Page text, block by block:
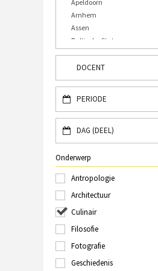
Apeldoorn
Arnhem
Assen
Baltische Staten
Bergen op Zoom
Bourtange
Bulgarije
Caïro
Den Bosch
Den Haag
Deventer
Diverse plaatsen
Doesburg
Dordrecht
Duitsland, Frankrijk en België
Enschede
Frankrijk
DOCENT
PERIODE
DAG (DEEL)
Onderwerp
Antropologie
Architectuur
Culinair
Filosofie
Fotografie
Geschiedenis